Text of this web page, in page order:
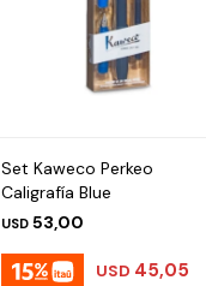
Set Kaweco Perkeo
Caligrafía Blue
USD 53,00
USD 45,05